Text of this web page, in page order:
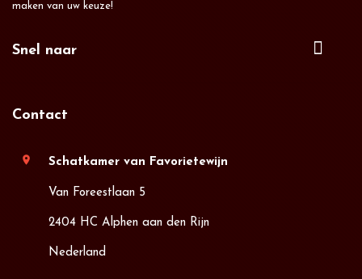
maken van uw keuze!
Snel naar
Contact
location_on Schatkamer van Favorietewijn
Van Foreestlaan 5
2404 HC Alphen aan den Rijn
Nederland